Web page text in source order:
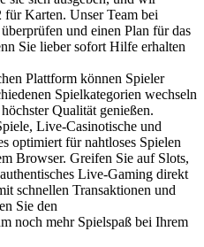
für Karten. Unser Team bei
und einen Plan für das
Sie lieber sofort Hilfe erhalten
Plattform können Spieler
Spielkategorien wechseln
Qualität genießen.
Live-Casinotische und
optimiert für nahtloses Spielen
Browser. Greifen Sie auf Slots,
Live-Gaming direkt
schnellen Transaktionen und
Sie den
noch mehr Spielspaß bei Ihrem